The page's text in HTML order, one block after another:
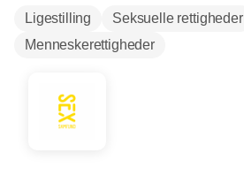
Ligestilling
Seksuelle rettigheder
Menneskerettigheder